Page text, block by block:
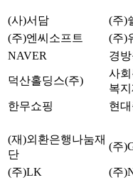
(사)서담 (주)
(주)엔씨소프트
(주)
NAVER
경
덕산홀딩스(주)
사
복
한무쇼핑 현
(재)외환은행나눔재
단
(주
(주)LK
(주